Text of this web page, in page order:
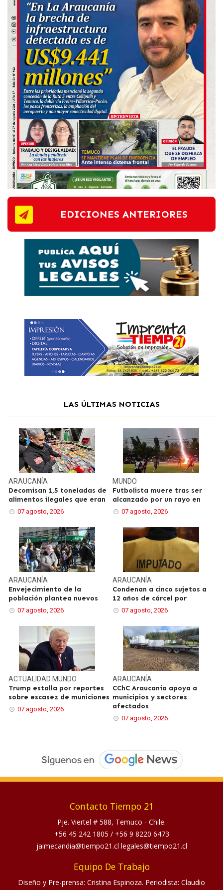
EDICIONES ANTERIORES
LAS ÚLTIMAS NOTICIAS
ARAUCANÍA
Decomisan 1,5 toneladas de
alimentos ilegales que eran
07 agosto, 2026
MUNDO
Futbolista muere tras ser
alcanzado por un rayo en
07 agosto, 2026
ARAUCANÍA
Envejecimiento de la
población plantea nuevos
07 agosto, 2026
ARAUCANÍA
Condenan a cinco sujetos a
12 años de cárcel por
07 agosto, 2026
ACTUALIDAD MUNDO
Trump estalla por reportes
sobre escasez de municiones
07 agosto, 2026
ARAUCANÍA
CChC Araucanía apoya a
municipios y sectores
afectados
07 agosto, 2026
Contacto Tiempo 21
Pje. Viertel # 588, Temuco - Chile.
+56 45 242 1805 / +56 9 8220 6473
jaimecandia@tiempo21.cl legales@tiempo21.cl
Equipo De Trabajo
Diseño y Pre-prensa: Cristina Espinoza. Periodista: Claudio